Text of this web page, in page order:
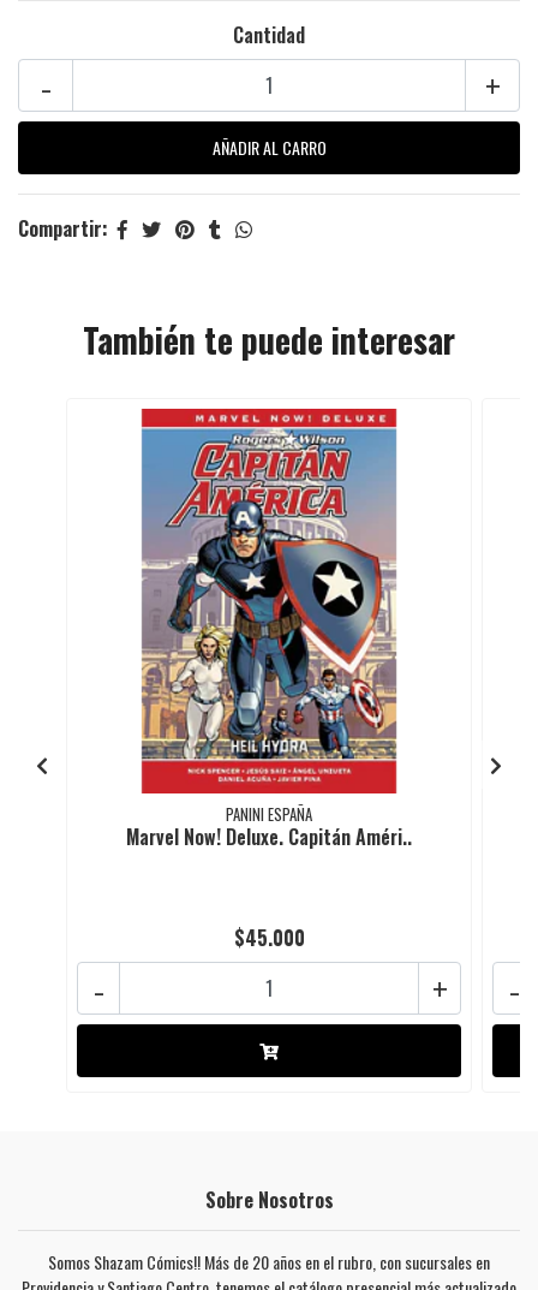
Cantidad
+
-
Compartir:
También te puede interesar
PANINI ESPAÑA
Marvel Now! Deluxe. Capitán Améri..
$45.000
+
- -
Sobre Nosotros
Somos Shazam Cómics!! Más de 20 años en el rubro, con sucursales en